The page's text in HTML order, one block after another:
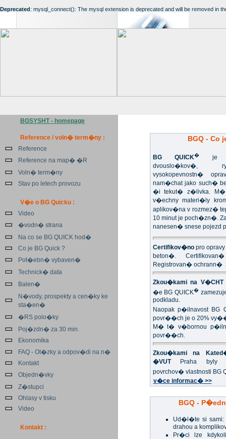
Deprecated: mysql_connect(): The mysql extension is deprecated and will be removed in
BGSYSHT - homepage
Reference / voln� term�ny :
Reference
Reference na map� �R
Voln� term�ny
Stav po letech provozu
V�e o BG Quicku :
Video
�vodn� strana
Na co se BG QUICK hod�
Co je BG Quick ?
Pot�ebn� vybaven�
Technick� data
Balen�
N�vody, prospekty a cen�ky ke
sta�en�
�RS polo�ky
Poj�zdn� za 30 min.
Ekonomika
FAQ - Ot�zky a odpov�di na n�
Kontakt
Objedn�vky
Z�stupci
Ohlasy v tisku
Video
Kontakt :
BGQ - Co
BG QUICK�
je
dvouslo�kov�,
vysokopevnostn�
nam�chat jako such�
�i tekut� z�livka. M�
v�echny materi�ly
aplikov�na v rozmez�
10 minut je poch�zn�.
nanesen� snese pojezd
Certifikov�nopro
beton�.
Registrovan�
Zkou�kami na V�CHT
�e BG QUICK�
podkladu.
Naopak p�ilnavost BG
povr��ch je o 20%
M� t� v�bornou
povr��ch.
Zkou�kami na
�VUTPraha byly
povrchov� vlastnosti BG
v�ce informac� >>
BGQ -
Ud�l�te si
drahou a
Pr�ci lze